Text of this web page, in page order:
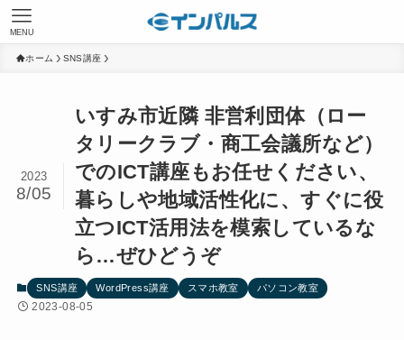
MENU
ホーム SNS講座
いすみ市近隣 非営利団体（ロー
タリークラブ・商工会議所など）
でのICT講座もお任せください、
暮らしや地域活性化に、すぐに役
立つICT活用法を模索しているな
ら…ぜひどうぞ
2023
8/05
SNS講座 WordPress講座 スマホ教室 パソコン教室
2023-08-05